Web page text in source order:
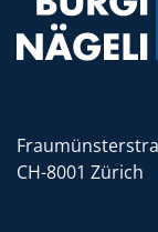
CH-8001 Zürich